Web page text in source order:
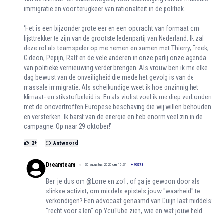
immigratie en voor terugkeer van rationaliteit in de politiek.
‘Het is een bijzonder grote eer en een opdracht van formaat om
lijsttrekker te zijn van de grootste ledenpartij van Nederland. Ik zal
deze rol als teamspeler op me nemen en samen met Thierry, Freek,
Gideon, Pepijn, Ralf en de vele anderen in onze partij onze agenda
van politieke vernieuwing verder brengen. Als vrouw ben ik me elke
dag bewust van de onveiligheid die mede het gevolg is van de
massale immigratie. Als scheikundige weet ik hoe onzinnig het
klimaat- en stikstofbeleid is. En als violist voel ik me diep verbonden
met de onovertroffen Europese beschaving die wij willen behouden
en versterken. Ik barst van de energie en heb enorm veel zin in de
campagne. Op naar 29 oktober!’
2+ Antwoord
Dreamteam 30 augustus 2025 om 16:31 + 93273
Ben je dus om @Lorre en zo1, of ga je gewoon door als
slinkse activist, om middels epistels jouw "waarheid" te
verkondigen? Een advocaat genaamd van Duijn laat middels:
"recht voor allen" op YouTube zien, wie en wat jouw held